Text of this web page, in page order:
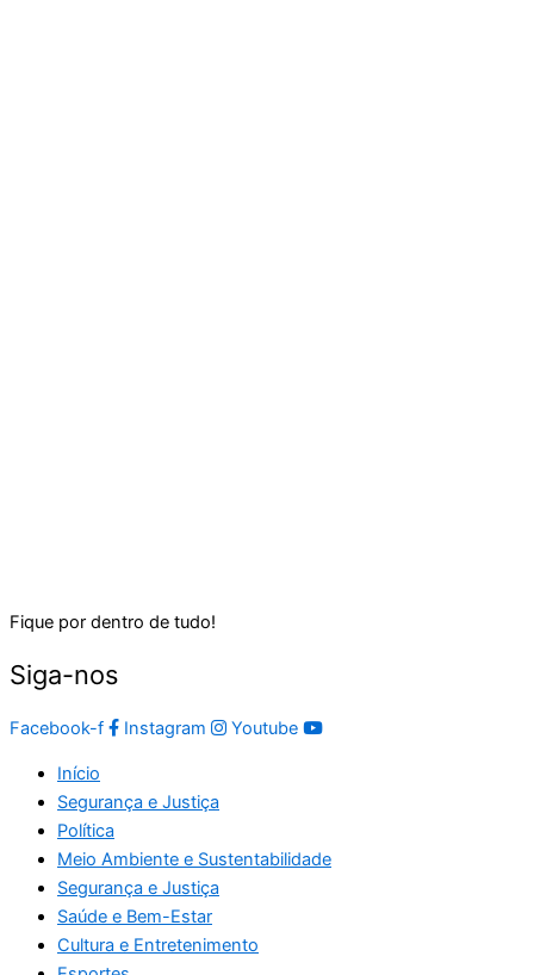
Fique por dentro de tudo!
Siga-nos
Facebook-f Instagram Youtube
Início
Segurança e Justiça
Política
Meio Ambiente e Sustentabilidade
Segurança e Justiça
Saúde e Bem-Estar
Cultura e Entretenimento